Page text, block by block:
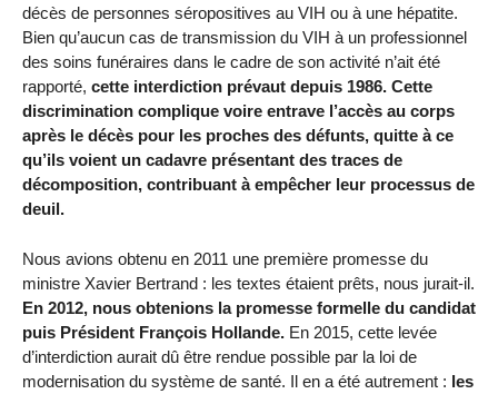
décès de personnes séropositives au VIH ou à une hépatite.
Bien qu’aucun cas de transmission du VIH à un professionnel
des soins funéraires dans le cadre de son activité n’ait été
rapporté, cette interdiction prévaut depuis 1986. Cette
discrimination complique voire entrave l’accès au corps
après le décès pour les proches des défunts, quitte à ce
qu’ils voient un cadavre présentant des traces de
décomposition, contribuant à empêcher leur processus de
deuil.
Nous avions obtenu en 2011 une première promesse du
ministre Xavier Bertrand : les textes étaient prêts, nous jurait-il.
En 2012, nous obtenions la promesse formelle du candidat
puis Président François Hollande. En 2015, cette levée
d’interdiction aurait dû être rendue possible par la loi de
modernisation du système de santé. Il en a été autrement : les